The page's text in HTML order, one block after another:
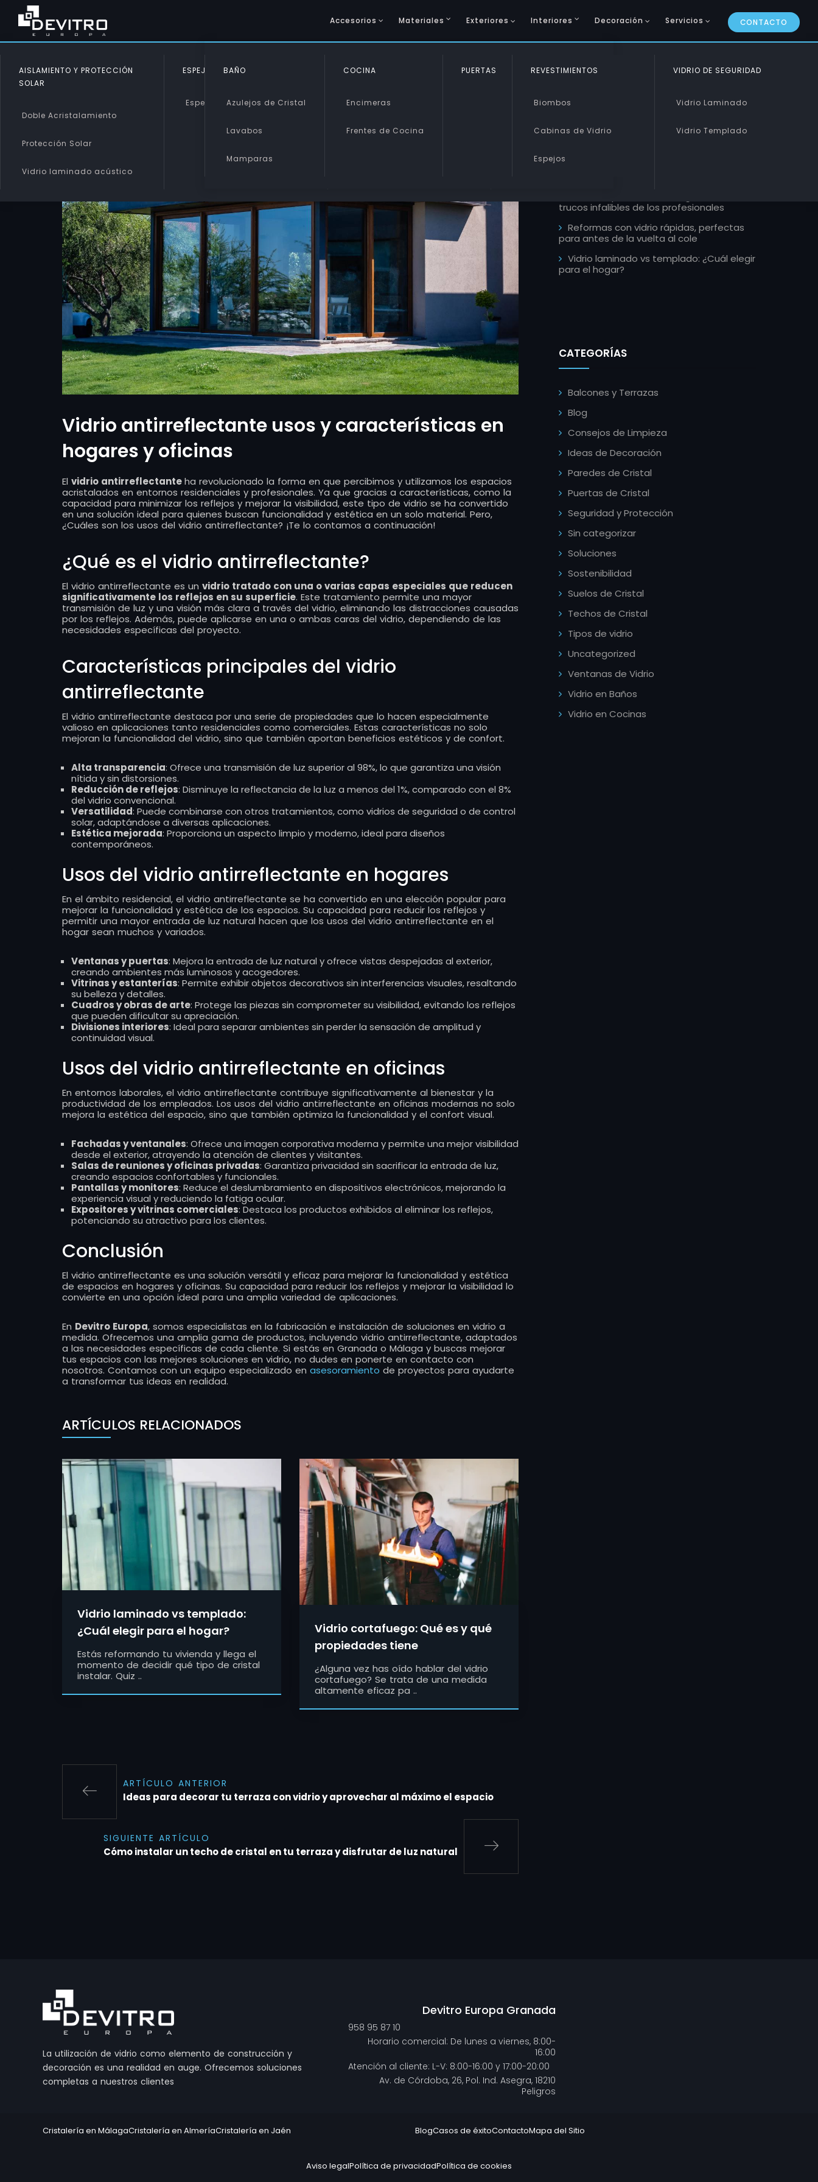
Accesorios Materiales
AISLAMIENTO Y PROTECCIÓN
SOLAR
Doble Acristalamiento
Protección Solar
Vidrio laminado acústico
ESPEJOS
Espejos
SINTÉTICOS
Metacrilato
Policarbonato
VIDRIO CURVADO Y PISABLE
Vidrio Curvado
Vidrio Pisable
VIDRIO DE SEGURIDAD
Vidrio Laminado
Vidrio Templado
Exteriores Interiores
BAÑO
Azulejos de Cristal
Lavabos
Mamparas
COCINA
Encimeras
Frentes de Cocina
PUERTAS REVESTIMIENTOS
Biombos
Cabinas de Vidrio
Espejos
Decoración Servicios CONTACTO
Vidrio antirreflectante usos y características en
hogares y oficinas
El vidrio antirreflectanteha revolucionado la forma en que percibimos y utilizamos los espacios
acristalados en entornos residenciales y profesionales. Ya que gracias a características, como la
capacidad para minimizar los reflejos y mejorar la visibilidad, este tipo de vidrio se ha convertido
en una solución ideal para quienes buscan funcionalidad y estética en un solo material. Pero,
¿Cuáles son los usos del vidrio antirreflectante? ¡Te lo contamos a continuación!
¿Qué es el vidrio antirreflectante?
El vidrio antirreflectante es un vidrio tratado con una o varias capas especiales que reducen
significativamente los reflejos en su superficie. Este tratamiento permite una mayor
transmisión de luz y una visión más clara a través del vidrio, eliminando las distracciones causadas
por los reflejos. Además, puede aplicarse en una o ambas caras del vidrio, dependiendo de las
necesidades específicas del proyecto.
Características principales del vidrio
antirreflectante
El vidrio antirreflectante destaca por una serie de propiedades que lo hacen especialmente
valioso en aplicaciones tanto residenciales como comerciales. Estas características no solo
mejoran la funcionalidad del vidrio, sino que también aportan beneficios estéticos y de confort.
Alta transparencia: Ofrece una transmisión de luz superior al 98%, lo que garantiza una visión
nítida y sin distorsiones.
Reducción de reflejos: Disminuye la reflectancia de la luz a menos del 1%, comparado con el 8%
del vidrio convencional.
Versatilidad: Puede combinarse con otros tratamientos, como vidrios de seguridad o de control
solar, adaptándose a diversas aplicaciones.
Estética mejorada: Proporciona un aspecto limpio y moderno, ideal para diseños
contemporáneos.
Usos del vidrio antirreflectante en hogares
En el ámbito residencial, el vidrio antirreflectante se ha convertido en una elección popular para
mejorar la funcionalidad y estética de los espacios. Su capacidad para reducir los reflejos y
permitir una mayor entrada de luz natural hacen que los usos del vidrio antirreflectante en el
hogar sean muchos y variados.
Ventanas y puertas: Mejora la entrada de luz natural y ofrece vistas despejadas al exterior,
creando ambientes más luminosos y acogedores.
Vitrinas y estanterías: Permite exhibir objetos decorativos sin interferencias visuales, resaltando
su belleza y detalles.
Cuadros y obras de arte: Protege las piezas sin comprometer su visibilidad, evitando los reflejos
que pueden dificultar su apreciación.
Divisiones interiores: Ideal para separar ambientes sin perder la sensación de amplitud y
continuidad visual.
Usos del vidrio antirreflectante en oficinas
En entornos laborales, el vidrio antirreflectante contribuye significativamente al bienestar y la
productividad de los empleados. Los usos del vidrio antirreflectante en oficinas modernas no solo
mejora la estética del espacio, sino que también optimiza la funcionalidad y el confort visual.
Fachadas y ventanales: Ofrece una imagen corporativa moderna y permite una mejor visibilidad
desde el exterior, atrayendo la atención de clientes y visitantes.
Salas de reuniones y oficinas privadas: Garantiza privacidad sin sacrificar la entrada de luz,
creando espacios confortables y funcionales.
Pantallas y monitores: Reduce el deslumbramiento en dispositivos electrónicos, mejorando la
experiencia visual y reduciendo la fatiga ocular.
Expositores y vitrinas comerciales: Destaca los productos exhibidos al eliminar los reflejos,
potenciando su atractivo para los clientes.
Conclusión
El vidrio antirreflectante es una solución versátil y eficaz para mejorar la funcionalidad y estética
de espacios en hogares y oficinas. Su capacidad para reducir los reflejos y mejorar la visibilidad lo
convierte en una opción ideal para una amplia variedad de aplicaciones.
En Devitro Europa, somos especialistas en la fabricación e instalación de soluciones en vidrio a
medida. Ofrecemos una amplia gama de productos, incluyendo vidrio antirreflectante, adaptados
a las necesidades específicas de cada cliente. Si estás en Granada o Málaga y buscas mejorar
tus espacios con las mejores soluciones en vidrio, no dudes en ponerte en contacto con
nosotros. Contamos con un equipo especializado en asesoramiento de proyectos para ayudarte
a transformar tus ideas en realidad.
ARTÍCULOS RELACIONADOS
Vidrio laminado vs templado:
¿Cuál elegir para el hogar?
Estás reformando tu vivienda y llega el
momento de decidir qué tipo de cristal
instalar. Quiz ..
Vidrio cortafuego: Qué es y qué
propiedades tiene
¿Alguna vez has oído hablar del vidrio
cortafuego? Se trata de una medida
altamente eficaz pa ..
ARTÍCULO ANTERIOR
Ideas para decorar tu terraza con vidrio y aprovechar al máximo el espacio
SIGUIENTE ARTÍCULO
Cómo instalar un techo de cristal en tu terraza y disfrutar de luz natural
Mamparas de estilo industrial, la
trucos infalibles de los profesionales
Reformas con vidrio rápidas, perfectas
para antes de la vuelta al cole
Vidrio laminado vs templado: ¿Cuál elegir
para el hogar?
CATEGORÍAS
Balcones y Terrazas
Blog
Consejos de Limpieza
Ideas de Decoración
Paredes de Cristal
Puertas de Cristal
Seguridad y Protección
Sin categorizar
Soluciones
Sostenibilidad
Suelos de Cristal
Techos de Cristal
Tipos de vidrio
Uncategorized
Ventanas de Vidrio
Vidrio en Baños
Vidrio en Cocinas
La utilización de vidrio como elemento de construcción y
decoración es una realidad en auge. Ofrecemos soluciones
completas a nuestros clientes
Devitro Europa Granada
958 95 87 10
Horario comercial: De lunes a viernes, 8:00-
16:00
Atención al cliente: L-V: 8:00-16:00 y 17:00-20:00
Av. de Córdoba, 26, Pol. Ind. Asegra, 18210
Peligros
Cristalería en MálagaCristalería en AlmeríaCristalería en Jaén BlogCasos de éxitoContactoMapa del Sitio
Aviso legalPolítica de privacidadPolítica de cookies